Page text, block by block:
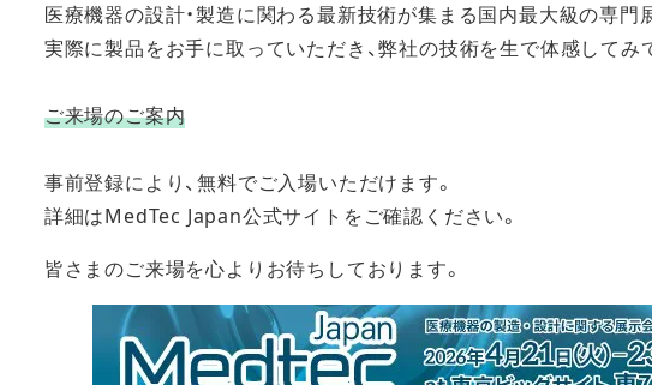
医療機器の設計・製造に関わる最新技術が集まる国内最大級の専門
実際に製品をお手に取っていただき、弊社の技術を生で体感してみ
ご来場のご案内
事前登録により、無料でご入場いただけます。
詳細はMedTec Japan公式サイトをご確認ください。
皆さまのご来場を心よりお待ちしております。